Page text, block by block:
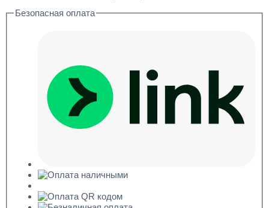
Безопасная оплата